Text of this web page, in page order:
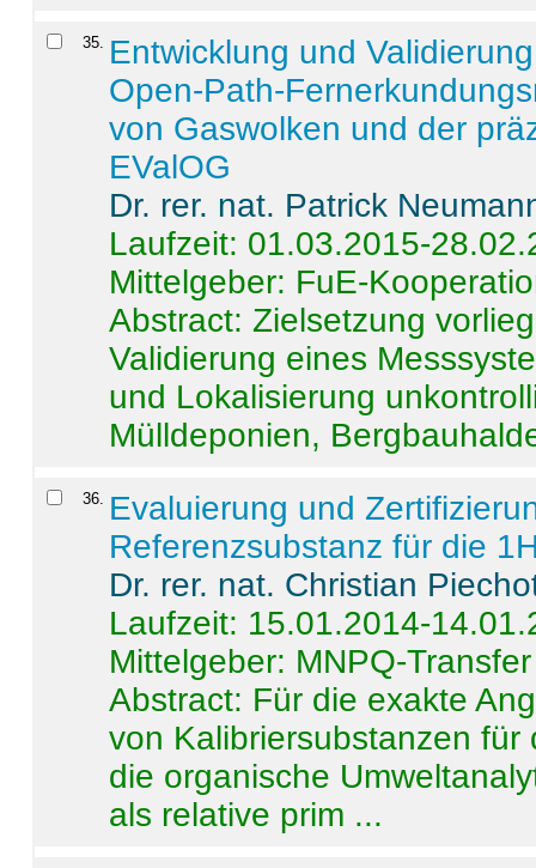
35. Entwicklung und
Open-Path-
von Gaswolken und der
EValOG
Dr. rer. nat. Patrick
Laufzeit: 01.03.2015-
Mittelgeber: FuE-
Abstract:Zielsetzung
Validierung eines
und Lokalisierung
Mülldeponien,
36. Evaluierung und
Referenzsubstanz für die
Dr. rer. nat. Christian
Laufzeit: 15.01.2014-
Mittelgeber: MNPQ-Transfer
Abstract: Für die exakte
von Kalibriersubstanzen
die organische
als relative prim ...